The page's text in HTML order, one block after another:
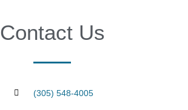
Contact Us
(305) 548-4005